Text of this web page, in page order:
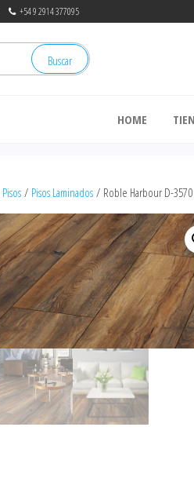
+54 9 2914 377095
Buscar
HOME
Pisos / Pisos Laminados / Roble Harbour D-3570